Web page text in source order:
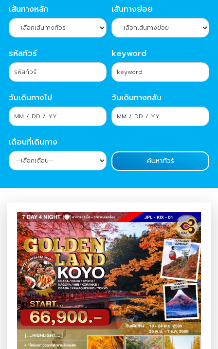
เส้นทางหลัก เส้นทางย่อย
รหัสทัวร์ keyword
วันเดินทางไป วันเดินทางกลับ
เดือนที่เดินทาง